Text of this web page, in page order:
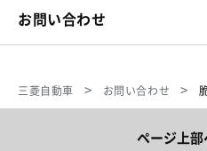
お問い合わせ
三菱自動車 お問い合わせ
ページ上部